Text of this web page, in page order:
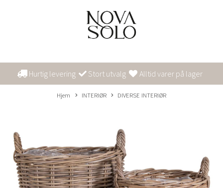
Hurtig levering Stort utvalg Alltid varer på lager
Hjem INTERIØR DIVERSE INTERIØR